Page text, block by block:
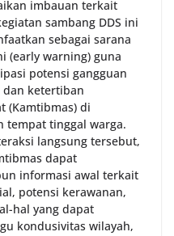
imbauan terkait
sambang DDS ini
sebagai sarana
(early warning) guna
potensi gangguan
dan ketertiban
(Kamtibmas) di
tempat tinggal warga.
langsung tersebut,
dapat
informasi awal terkait
potensi kerawanan,
hal yang dapat
kondusivitas wilayah,